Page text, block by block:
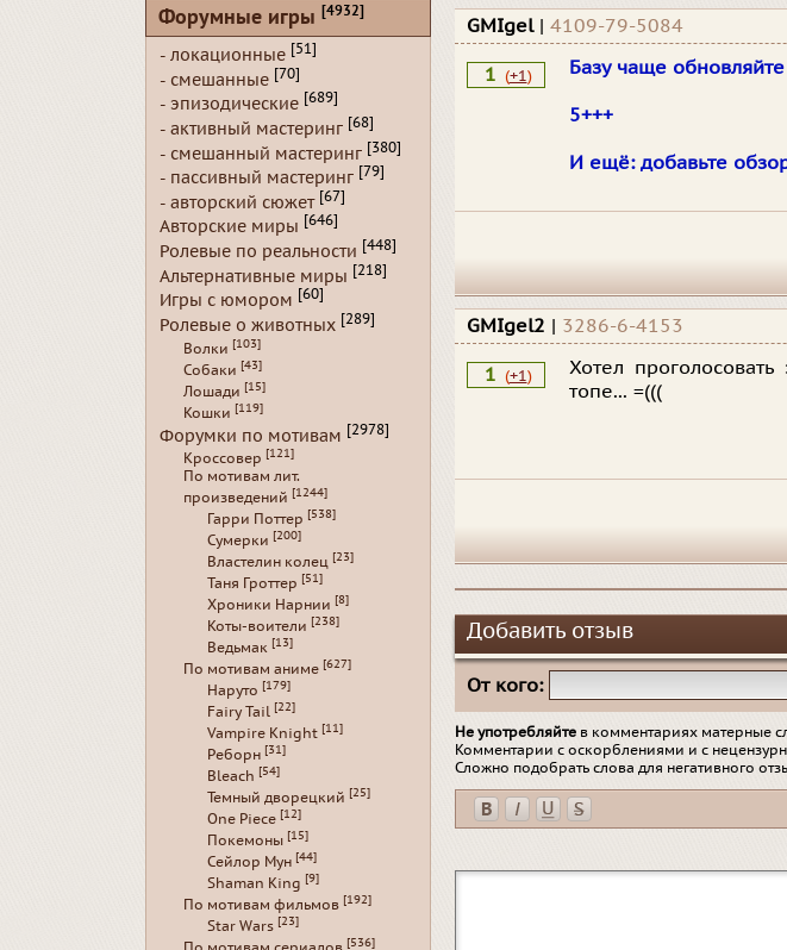
GMIgel | 4109-79-5084
1 (+1) Базу чаще
5+++
И ещё: добавьте
GMIgel2 | 3286-6-4153
1 (+1)
Хотел
топе... =(((
Добавить отзыв
От кого:
Не употребляйте в комментариях матерные
Комментарии с оскорблениями и с
Сложно подобрать слова для негативного
Форумные игры [4932]
- локационные [51]
- смешанные [70]
- эпизодические [689]
- активный мастеринг [68]
- смешанный мастеринг [380]
- пассивный мастеринг [79]
- авторский сюжет [67]
Авторские миры [646]
Ролевые по реальности [448]
Альтернативные миры [218]
Игры с юмором [60]
Ролевые о животных [289]
Волки [103]
Собаки [43]
Лошади [15]
Кошки [119]
Форумки по мотивам [2978]
Кроссовер [121]
По мотивам лит.
произведений [1244]
Гарри Поттер [538]
Сумерки [200]
Властелин колец [23]
Таня Гроттер [51]
Хроники Нарнии [8]
Коты-воители [238]
Ведьмак [13]
По мотивам аниме [627]
Наруто [179]
Fairy Tail [22]
Vampire Knight [11]
Реборн [31]
Bleach [54]
Темный дворецкий [25]
One Piece [12]
Покемоны [15]
Сейлор Мун [44]
Shaman King [9]
По мотивам фильмов [192]
Star Wars [23]
[536]